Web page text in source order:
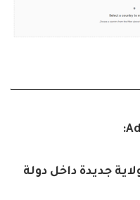
جديدة داخل دولة